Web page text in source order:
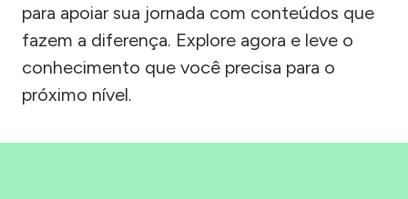
para apoiar sua jornada com conteúdos que
fazem a diferença. Explore agora e leve o
conhecimento que você precisa para o
próximo nível.